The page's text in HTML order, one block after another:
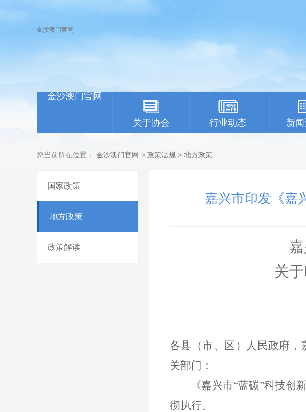
金沙澳门官网
金沙澳门官网
关于协会 行业动态 新
您当前所在位置： 金沙澳门官网 > 政策法规 > 地方政策
国家政策
地方政策
政策解读
嘉兴市印发《嘉
关
各县（市、区）人民政府，
关部门：
《嘉兴市“蓝碳”科技创
彻执行。